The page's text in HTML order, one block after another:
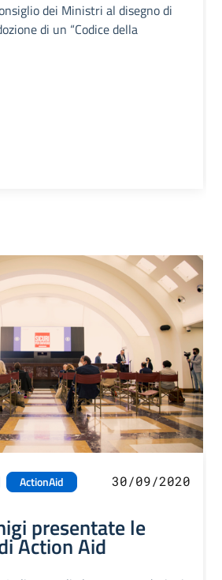
dei Ministri al disegno di
di un “Codice della
ActionAid 30/09/2020
presentate le
Action Aid